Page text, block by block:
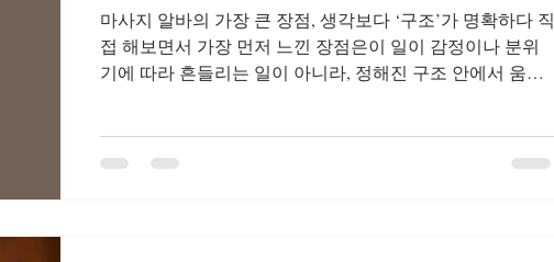
마사지 알바의 가장 큰 장점, 생각보다 ‘구조’가 명확하다 직
접 해보면서 가장 먼저 느낀 장점은이 일이 감정이나 분위
기에 따라 흔들리는 일이 아니라, 정해진 구조 안에서 움직
다.이런 점은 특히 처음 마사지알바 를 시작하는 입장에서